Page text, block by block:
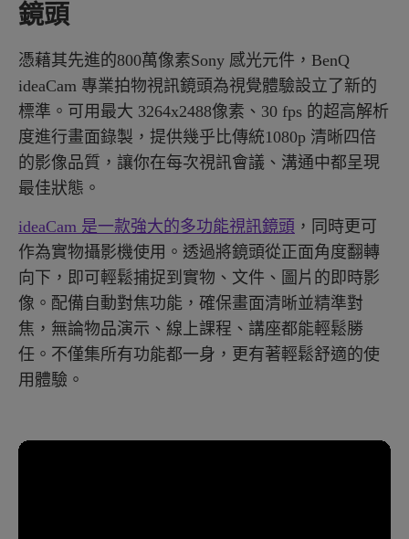
鏡頭
憑藉其先進的800萬像素Sony 感光元件，BenQ
ideaCam 專業拍物視訊鏡頭為視覺體驗設立了新的
標準。可用最大 3264x2488像素、30 fps 的超高解析
度進行畫面錄製，提供幾乎比傳統1080p 清晰四倍
的影像品質，讓你在每次視訊會議、溝通中都呈現
最佳狀態。
ideaCam 是一款強大的多功能視訊鏡頭 ，同時更可
作為實物攝影機使用。透過將鏡頭從正面角度翻轉
向下，即可輕鬆捕捉到實物、文件、圖片的即時影
像。配備自動對焦功能，確保畫面清晰並精準對
焦，無論物品演示、線上課程、講座都能輕鬆勝
任。不僅集所有功能都一身，更有著輕鬆舒適的使
用體驗。